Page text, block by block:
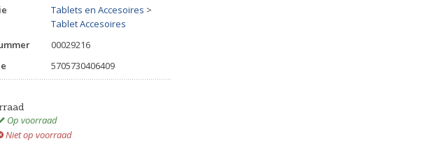
Tablets en Accesoires >
Tablet Accesoires
00029216
5705730406409
Op voorraad
Niet op voorraad